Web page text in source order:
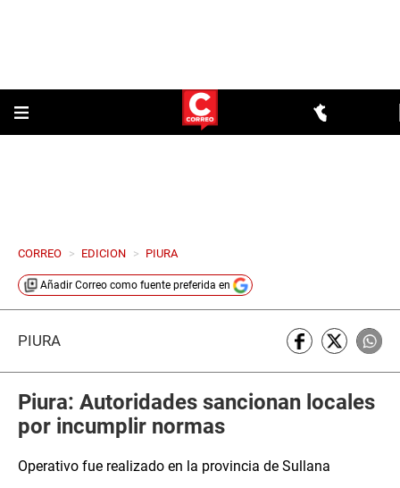
CORREO > EDICION > PIURA
Añadir Correo como fuente preferida en
PIURA
Piura: Autoridades sancionan locales
por incumplir normas
Operativo fue realizado en la provincia de Sullana